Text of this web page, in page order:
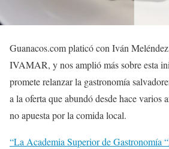
Guanacos.com platicó con Iván
IVAMAR, y nos amplió más sobre esta
promete relanzar la gastronomía
a la oferta que abundó desde hace varios
no apuesta por la comida local.
“La Academia Superior de Gastronomía